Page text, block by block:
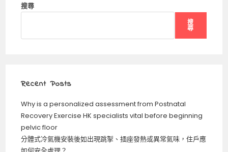
搜尋
搜
尋
Recent Posts
Why is a personalized assessment from Postnatal
Recovery Exercise HK specialists vital before beginning
pelvic floor
分體式冷氣機安裝後如出現跳掣、插座發熱或異常氣味，住戶應